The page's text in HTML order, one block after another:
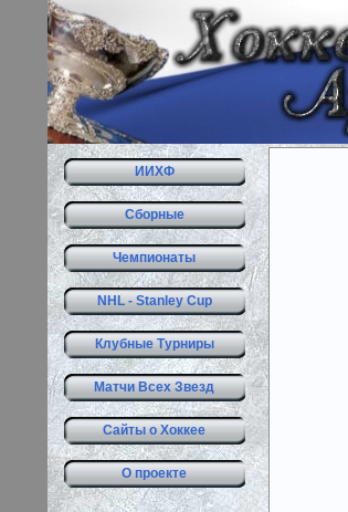
ИИХФ
Сборные
Чемпионаты
NHL - Stanley Cup
Клубные Турниры
Матчи Всех Звезд
Сайты о Хоккее
О проекте